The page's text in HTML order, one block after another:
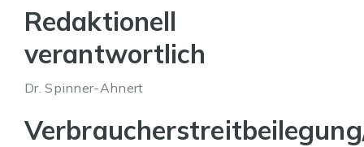
Redaktionell
verantwortlich
Dr. Spinner-Ahnert